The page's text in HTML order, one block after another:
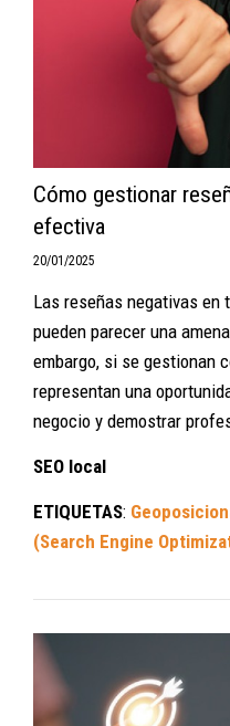
Cómo gestionar
efectiva
20/01/2025
Las reseñas negativas en
pueden parecer una
embargo, si se gestionan
representan una
negocio y demostrar
SEO local
ETIQUETAS:
(Search Engine